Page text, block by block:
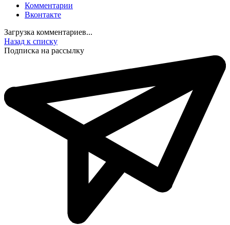
Комментарии
Вконтакте
Загрузка комментариев...
Назад к списку
Подписка на рассылку